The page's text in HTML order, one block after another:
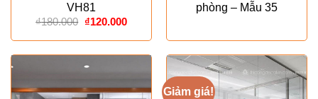
VH81
₫180.000 Giá
là:
₫180.000.
₫120.000Giá
tại
là:
phòng – Mẫu 35
Giảm giá!